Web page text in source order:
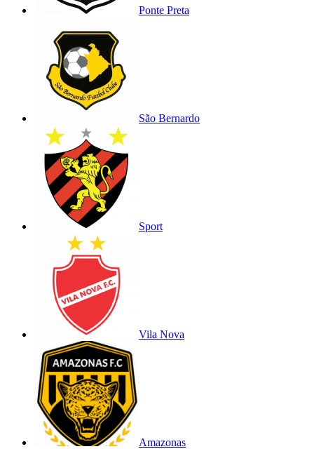
Ponte Preta
São Bernardo
Sport
Vila Nova
Amazonas